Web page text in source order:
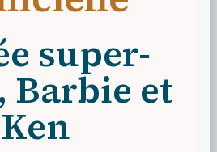
super-
Barbie et
Ken